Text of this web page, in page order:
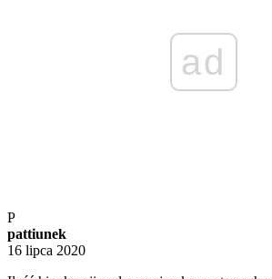
ad
P
pattiunek
16 lipca 2020